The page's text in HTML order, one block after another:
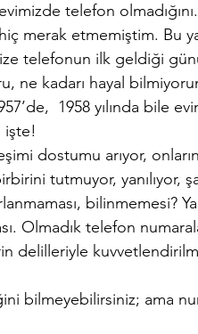
telefon olmadığını.
merak etmemiştim. Bu
telefonun ilk geldiği
ne kadarı hayal
1958 yılında bile
işte!
dostumu arıyor, onların
tutmuyor, yanılıyor,
bilinmemesi?
Olmadık telefon
delilleriyle
bilmeyebilirsiniz; ama